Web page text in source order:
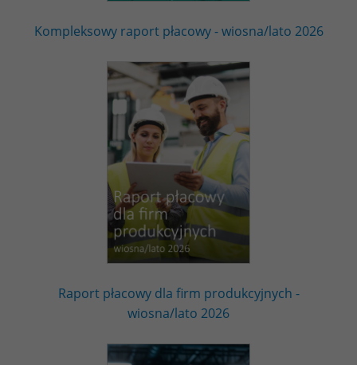
Kompleksowy raport płacowy - wiosna/lato 2026
Raport płacowy dla firm produkcyjnych -
wiosna/lato 2026